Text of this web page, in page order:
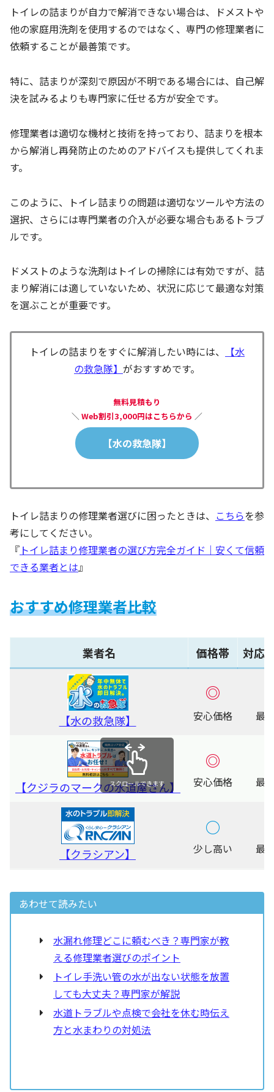
トイレの詰まりが自力で解消できない場合は、ドメストや
他の家庭用洗剤を使用するのではなく、専門の修理業者に
依頼することが最善策です。
特に、詰まりが深刻で原因が不明である場合には、自己解
決を試みるよりも専門家に任せる方が安全です。
修理業者は適切な機材と技術を持っており、詰まりを根本
から解消し再発防止のためのアドバイスも提供してくれま
す。
このように、トイレ詰まりの問題は適切なツールや方法の
選択、さらには専門業者の介入が必要な場合もあるトラブ
ルです。
ドメストのような洗剤はトイレの掃除には有効ですが、詰
まり解消には適していないため、状況に応じて最適な対策
を選ぶことが重要です。
トイレの詰まりをすぐに解消したい時には、
【水
の救急隊】 がおすすめです。
無料見積もり
＼ Web割引3,000円はこちらから ／
【水の救急隊】
トイレ詰まりの修理業者選びに困ったときは、 こちらを参
考にしてください。
『 トイレ詰まり修理業者の選び方完全ガイド｜安くて信頼
できる業者とは』
おすすめ修理業者比較
業者名 価格帯 対応
【水の救急隊】
◎
安心価格 最
【クジラのマークの水道屋さん】
◎
安心価格 最
【クラシアン】
○
少し高い 最
スクロールできます
あわせて読みたい
水漏れ修理どこに頼むべき？専門家が教
える修理業者選びのポイント
トイレ手洗い管の水が出ない状態を放置
しても大丈夫？専門家が解説
水道トラブルや点検で会社を休む時伝え
方と水まわりの対処法